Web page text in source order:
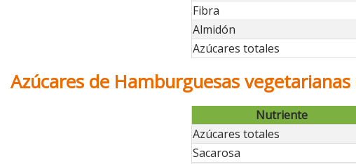
Fibra
Almidón
Azúcares totales
Azúcares de Hamburguesas vegetarianas
Nutriente
Azúcares totales
Sacarosa